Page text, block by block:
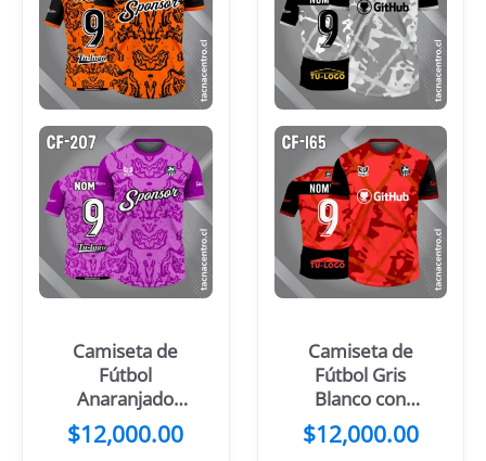
Camiseta de
Fútbol
Anaranjado
con Mangas y
Manchas
$12,000.00
Camiseta de
Fútbol Gris
Blanco con
Mangas Negras
$12,000.00